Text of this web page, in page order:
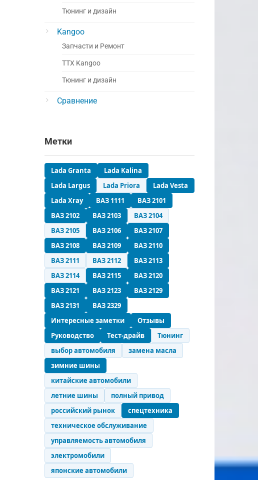
Тюнинг и дизайн
Kangoo
Запчасти и Ремонт
ТТХ Kangoo
Тюнинг и дизайн
Сравнение
Метки
Lada Granta
Lada Kalina
Lada Largus
Lada Priora
Lada Vesta
Lada Xray
ВАЗ 1111
ВАЗ 2101
ВАЗ 2102
ВАЗ 2103
ВАЗ 2104
ВАЗ 2105
ВАЗ 2106
ВАЗ 2107
ВАЗ 2108
ВАЗ 2109
ВАЗ 2110
ВАЗ 2111
ВАЗ 2112
ВАЗ 2113
ВАЗ 2114
ВАЗ 2115
ВАЗ 2120
ВАЗ 2121
ВАЗ 2123
ВАЗ 2129
ВАЗ 2131
ВАЗ 2329
Интересные заметки
Отзывы
Руководство
Тест-драйв
Тюнинг
выбор автомобиля
замена масла
зимние шины
китайские автомобили
летние шины
полный привод
российский рынок
спецтехника
техническое обслуживание
управляемость автомобиля
электромобили
японские автомобили